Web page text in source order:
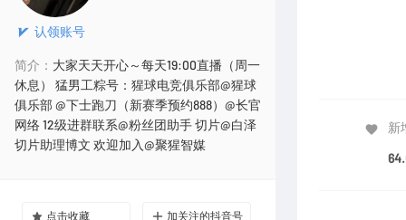
认领账号
简介： 大家天天开心～每天19:00直播（周一
休息） 猛男工粽号：猩球电竞俱乐部@猩球
俱乐部 @下士跑刀（新赛季预约888）@长官
网络 12级进群联系@粉丝团助手 切片@白泽
切片助理博文 欢迎加入@聚猩智媒
点击收藏 加关注的抖音号
新